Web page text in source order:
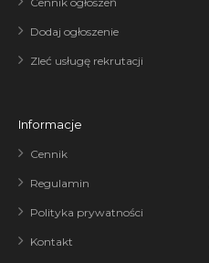
Dodaj ogłoszenie
Zleć usługę rekrutacji
Informacje
Cennik
Regulamin
Polityka prywatności
Kontakt